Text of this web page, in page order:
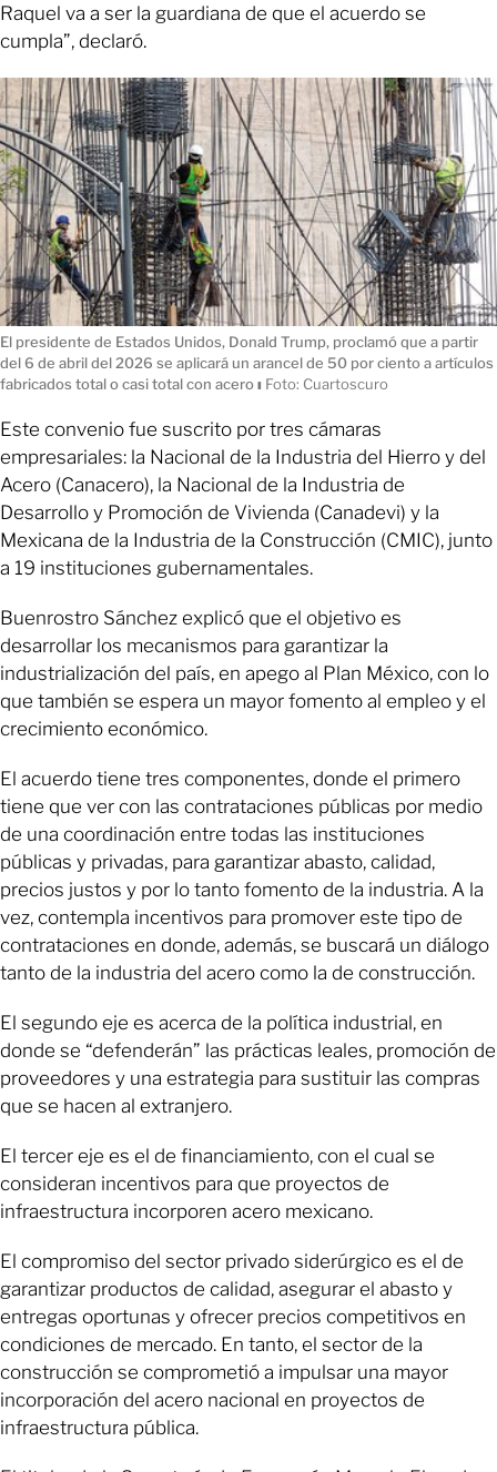
Raquel va a ser la guardiana de que el acuerdo se
cumpla”, declaró.
El presidente de Estados Unidos, Donald Trump, proclamó que a partir
del 6 de abril del 2026 se aplicará un arancel de 50 por ciento a artículos
fabricados total o casi total con aceroı Foto: Cuartoscuro
Este convenio fue suscrito por tres cámaras
empresariales: la Nacional de la Industria del Hierro y del
Acero (Canacero), la Nacional de la Industria de
Desarrollo y Promoción de Vivienda (Canadevi) y la
Mexicana de la Industria de la Construcción (CMIC), junto
a 19 instituciones gubernamentales.
Buenrostro Sánchez explicó que el objetivo es
desarrollar los mecanismos para garantizar la
industrialización del país, en apego al Plan México, con lo
que también se espera un mayor fomento al empleo y el
crecimiento económico.
El acuerdo tiene tres componentes, donde el primero
tiene que ver con las contrataciones públicas por medio
de una coordinación entre todas las instituciones
públicas y privadas, para garantizar abasto, calidad,
precios justos y por lo tanto fomento de la industria. A la
vez, contempla incentivos para promover este tipo de
contrataciones en donde, además, se buscará un diálogo
tanto de la industria del acero como la de construcción.
El segundo eje es acerca de la política industrial, en
donde se “defenderán” las prácticas leales, promoción de
proveedores y una estrategia para sustituir las compras
que se hacen al extranjero.
El tercer eje es el de financiamiento, con el cual se
consideran incentivos para que proyectos de
infraestructura incorporen acero mexicano.
El compromiso del sector privado siderúrgico es el de
garantizar productos de calidad, asegurar el abasto y
entregas oportunas y ofrecer precios competitivos en
condiciones de mercado. En tanto, el sector de la
construcción se comprometió a impulsar una mayor
incorporación del acero nacional en proyectos de
infraestructura pública.